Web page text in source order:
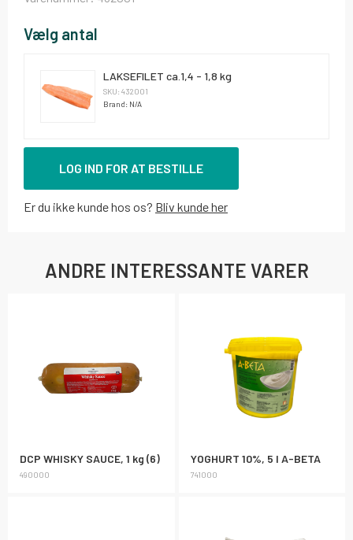
Vælg antal
LAKSEFILET ca.1,4 - 1,8 kg
SKU: 432001
Brand: N/A
LOG IND FOR AT BESTILLE
Er du ikke kunde hos os? Bliv kunde her
ANDRE INTERESSANTE VARER
DCP WHISKY SAUCE, 1 kg (6)
490000
YOGHURT 10%, 5 l A-BETA
741000